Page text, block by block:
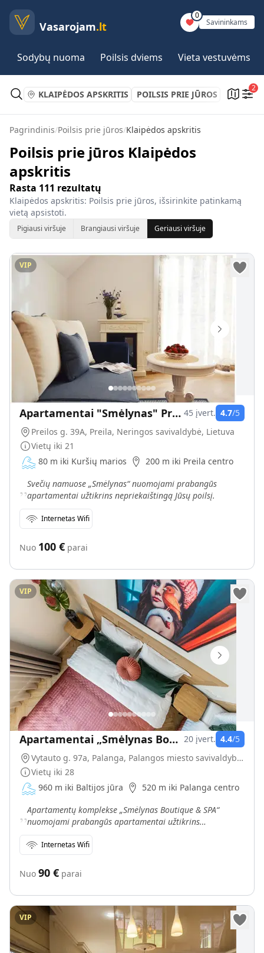
Vasarojam.lt
0
Savininkams
Sodybų nuoma Poilsis dviems Vieta vestuvėms
KLAIPĖDOS APSKRITIS POILSIS PRIE JŪROS
2
Pagrindinis/Poilsis prie jūros/Klaipėdos apskritis
Poilsis prie jūros Klaipėdos
apskritis
Rasta 111 rezultatų
Klaipėdos apskritis: Poilsis prie jūros, išsirinkite patinkamą
vietą apsistoti.
Pigiausi viršuje Brangiausi viršuje Geriausi viršuje
VIP
Apartamentai "Smėlynas" Preiloje 45 įvert. 4.7/5
Preilos g. 39A, Preila, Neringos savivaldybė, Lietuva
Vietų iki 21
80 m iki Kuršių marios
200 m iki Preila centro
„Svečių namuose „Smėlynas“ nuomojami prabangūs
apartamentai užtikrins nepriekaištingą Jūsų poilsį.
Internetas Wifi
Nuo 100 € parai
VIP
Apartamentai „Smėlynas Boutique & SPA“ 20 įvert. 4.4/5
Vytauto g. 97a, Palanga, Palangos miesto savivaldybė, Lietuva
Vietų iki 28
960 m iki Baltijos jūra
520 m iki Palanga centro
„Apartamentų komplekse „Smėlynas Boutique & SPA“
nuomojami prabangūs apartamentai užtikrins
nepriekaištingą Jūsų poilsį.
Internetas Wifi
Nuo 90 € parai
VIP